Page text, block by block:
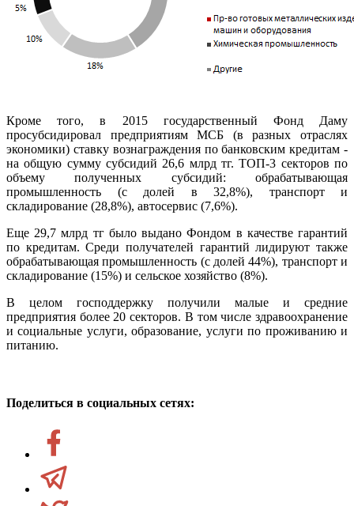
Кроме того, в 2015 государственный Фонд Даму
просубсидировал предприятиям МСБ (в разных отраслях
экономики) ставку вознаграждения по банковским кредитам -
на общую сумму субсидий 26,6 млрд тг. ТОП-3 секторов по
объему полученных субсидий: обрабатывающая
промышленность (с долей в 32,8%), транспорт и
складирование (28,8%), автосервис (7,6%).
Еще 29,7 млрд тг было выдано Фондом в качестве гарантий
по кредитам. Среди получателей гарантий лидируют также
обрабатывающая промышленность (с долей 44%), транспорт и
складирование (15%) и сельское хозяйство (8%).
В целом господдержку получили малые и средние
предприятия более 20 секторов. В том числе здравоохранение
и социальные услуги, образование, услуги по проживанию и
питанию.
Поделиться в социальных сетях: